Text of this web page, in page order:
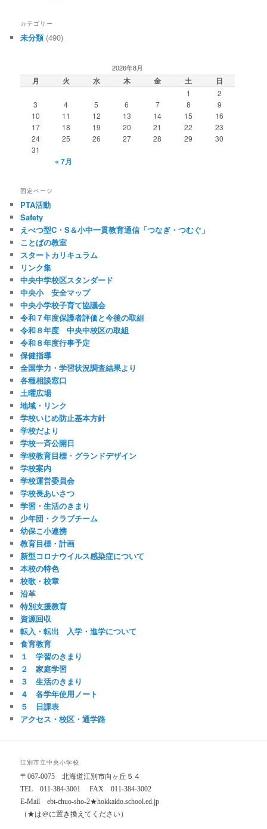
カテゴリー
未分類(490)
2026年8月
月 火 水 木 金 土 日
1
2
3
4 5 6 7 8
9
10
11 12 13 14 15
16
17
18 19 20 21 22
23
24
25 26 27 28 29
30
31
« 7月
固定ページ
PTA活動
Safety
えべつ型C・S＆小中一貫教育通信「つなぎ・つむぐ」
ことばの教室
スタートカリキュラム
リンク集
中央中学校区スタンダード
中央小 安全マップ
中央小学校子育て協議会
令和７年度保護者評価と今後の取組
令和８年度 中央中校区の取組
令和８年度行事予定
保健指導
全国学力・学習状況調査結果より
各種相談窓口
土曜広場
地域・リンク
学校いじめ防止基本方針
学校だより
学校一斉公開日
学校教育目標・グランドデザイン
学校案内
学校運営委員会
学校長あいさつ
学習・生活のきまり
少年団・クラブチーム
幼保こ小連携
教育目標・計画
新型コロナウイルス感染症について
本校の特色
校歌・校章
沿革
特別支援教育
資源回収
転入・転出 入学・進学について
食育教育
１ 学習のきまり
２ 家庭学習
３ 生活のきまり
４ 各学年使用ノート
５ 日課表
アクセス・校区・通学路
江別市立中央小学校
〒067-0075 北海道江別市向ヶ丘５４
TEL 011-384-3001 FAX 011-384-3002
E-Mail ebt-chuo-sho-2★hokkaido.school.ed.jp
（★は＠に置き換えてください）